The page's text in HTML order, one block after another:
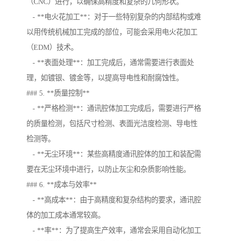
（CNC）进行，以确保高精度和复杂的几何形状。
- **电火花加工**：对于一些特别复杂的内部结构或难
以用传统机械加工完成的部位，可能会采用电火花加工
（EDM）技术。
- **表面处理**：加工完成后，通常需要进行表面处
理，如镀银、镀金等，以提高导电性和耐腐蚀性。
### 5. **质量控制**
- **严格检测**：通讯腔体加工完成后，需要进行严格
的质量检测，包括尺寸检测、表面光洁度检测、导电性
检测等。
- **无尘环境**：某些高精度通讯腔体的加工和装配需
要在无尘环境中进行，以防止灰尘和杂质影响性能。
### 6. **成本与效率**
- **高成本**：由于高精度和复杂结构的要求，通讯腔
体的加工成本通常较高。
- **率**：为了提高生产效率，通常会采用自动化加工